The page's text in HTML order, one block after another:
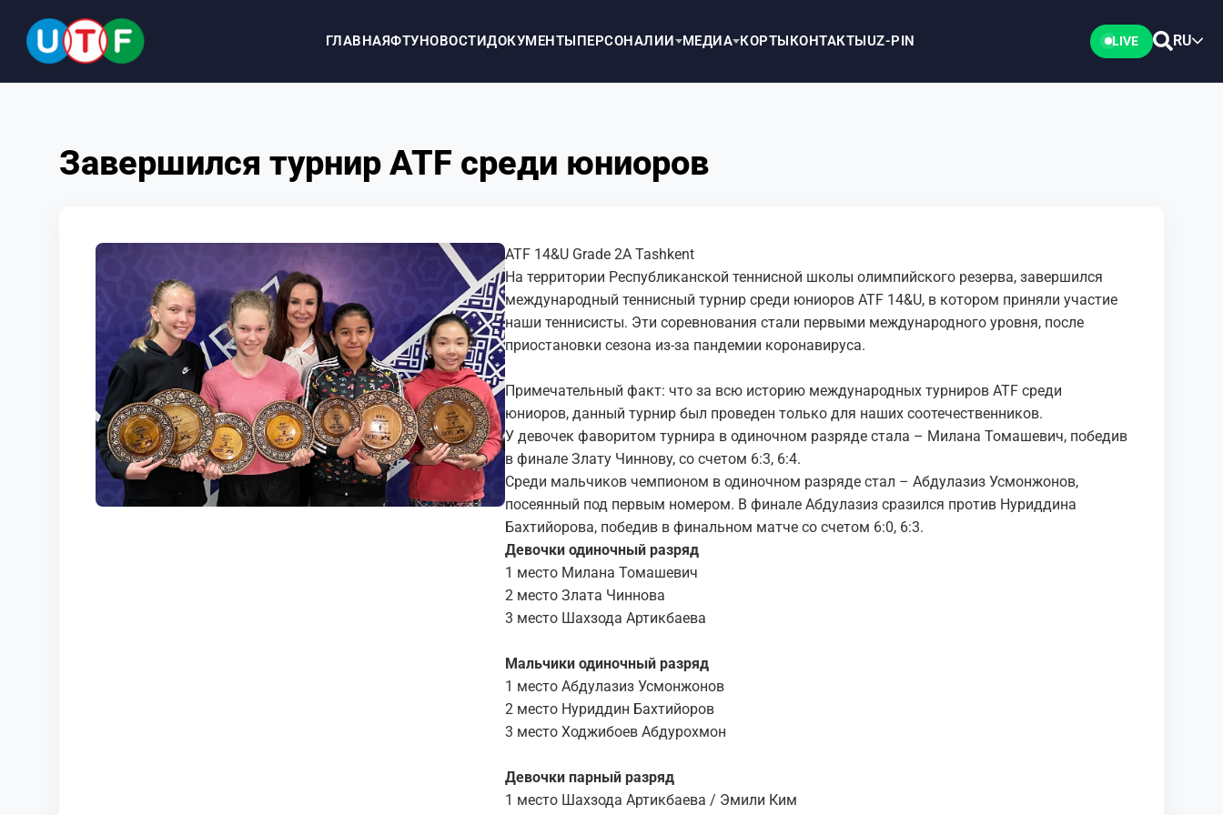
ГЛАВНАЯФТУНОВОСТИДОКУМЕНТЫПЕРСОНАЛИИ МЕДИА КОРТЫКОНТАКТЫUZ-PIN LIVE RU
НОВОСТИ
ПЕРСОНАЛИИ
КОНТАКТЫ
Завершился турнир ATF среди юниоров
ATF 14&U Grade 2A Tashkent
На территории Республиканской теннисной школы олимпийского резерва, завершился
международный теннисный турнир среди юниоров ATF 14&U, в котором приняли участие
наши теннисисты. Эти соревнования стали первыми международного уровня, после
приостановки сезона из-за пандемии коронавируса.
Примечательный факт: что за всю историю международных турниров ATF среди
юниоров, данный турнир был проведен только для наших соотечественников.
У девочек фаворитом турнира в одиночном разряде стала – Милана Томашевич, победив
в финале Злату Чиннову, со счетом 6:3, 6:4.
Среди мальчиков чемпионом в одиночном разряде стал – Абдулазиз Усмонжонов,
посеянный под первым номером. В финале Абдулазиз сразился против Нуриддина
Бахтийорова, победив в финальном матче со счетом 6:0, 6:3.
Девочки одиночный разряд
1 место Милана Томашевич
2 место Злата Чиннова
3 место Шахзода Артикбаева
Мальчики одиночный разряд
1 место Абдулазиз Усмонжонов
2 место Нуриддин Бахтийоров
3 место Ходжибоев Абдурохмон
Девочки парный разряд
1 место Шахзода Артикбаева / Эмили Ким